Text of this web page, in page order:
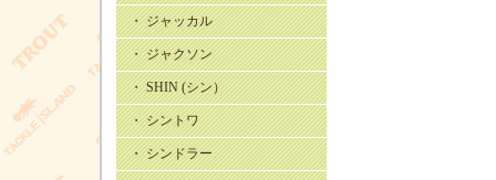
・ ジャッカル
・ ジャクソン
・ SHIN (シン）
・ シントワ
・ シンドラー